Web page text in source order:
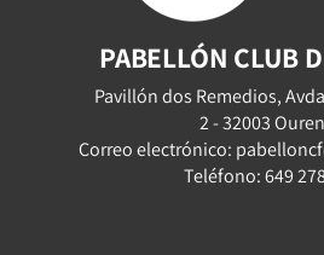
PABELLÓN CLUB
Pavillón dos Remedios,
2 - 32003
Correo electrónico:
Teléfono: 649